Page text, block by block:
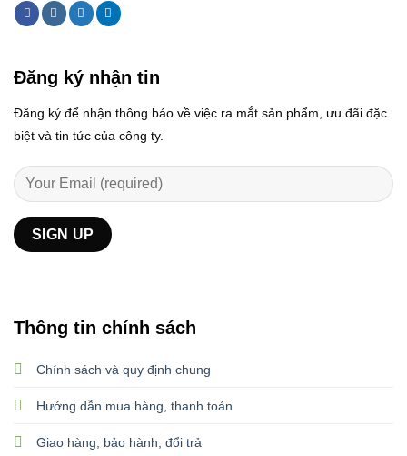
Thông tin chính sách
Chính sách và quy định chung
Hướng dẫn mua hàng, thanh toán
Giao hàng, bảo hành, đổi trả
Đăng ký nhận tin
Đăng ký để nhận thông báo về việc ra mắt sản phẩm, ưu đãi đặc
biệt và tin tức của công ty.